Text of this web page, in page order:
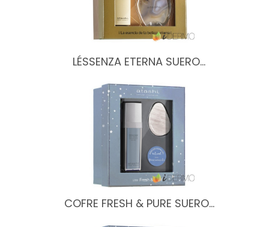
LÉSSENZA ETERNA SUERO…
COFRE FRESH & PURE SUERO…